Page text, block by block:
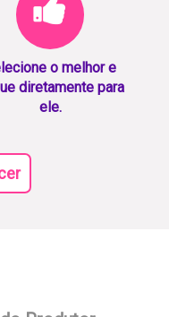
o melhor e
diretamente para
ele.